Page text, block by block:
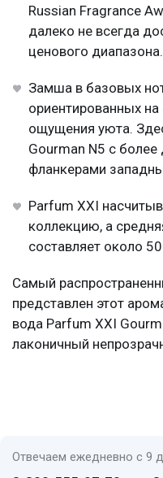
Russian Fragrance
далеко не всегда
ценового диапазона.
Замша в базовых
ориентированных
ощущения уюта.
Gourman N5 с
фланкерами
Parfum XXI
коллекцию, а
составляет около
Самый
представлен этот
вода Parfum XXI
лаконичный
Отвечаем ежедневно с 9